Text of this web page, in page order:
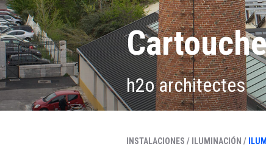
h2o architectes
INSTALACIONES / ILUMINACIÓN /